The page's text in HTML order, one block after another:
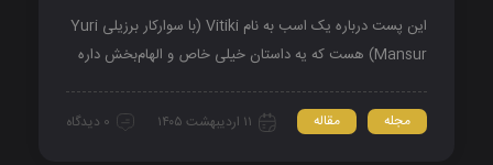
این پست درباره یک اسب به نام Vitiki (با سوارکار برزیلی Yuri
Mansur) هست که یه داستان خیلی خاص و الهام‌بخش داره
مجله مقاله ۱۱ اردیبهشت ۱۴۰۵ 0 دیدگاه